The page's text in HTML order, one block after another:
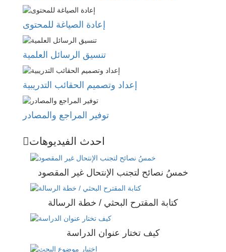
إعادة الصياغة للمحتوى
تنسيق الرسائل العلمية
إعداد وتصميم الحقائب التدريبية
توفير المراجع والمصادر
احدث الفيديوهات
خمسُ نصائح لتجنب الإنتحال غير المقصود
كتابة المقترح البحثي / خطة الرسالة
كيف تختار عنوان الدراسة